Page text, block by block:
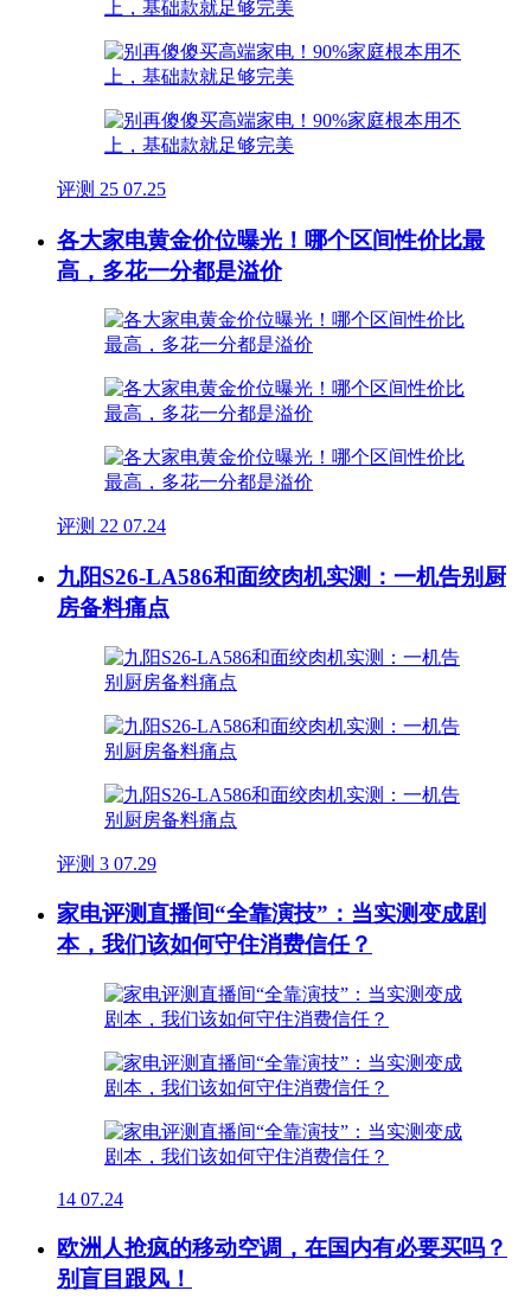
评测 25 07.25
各大家电黄金价位曝光！哪个区间性价比最
高，多花一分都是溢价
评测 22 07.24
九阳S26-LA586和面绞肉机实测：一机告别厨
房备料痛点
评测 3 07.29
家电评测直播间“全靠演技”：当实测变成剧
本，我们该如何守住消费信任？
14 07.24
欧洲人抢疯的移动空调，在国内有必要买吗？
别盲目跟风！